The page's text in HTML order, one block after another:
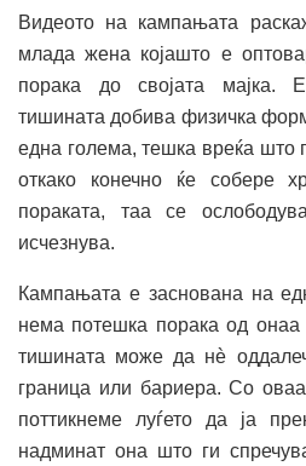
Видеото на кампањата
млада жена којашто е
порака до својата мајка.
тишината добива физичка
една голема, тешка вреќа што
откако конечно ќе собере
пораката, таа се
исчезнува.
Кампањата е заснована на
нема потешка порака од
тишината може да нè
граница или бариера. Со
поттикнеме луѓето да ја
надминат она што ги